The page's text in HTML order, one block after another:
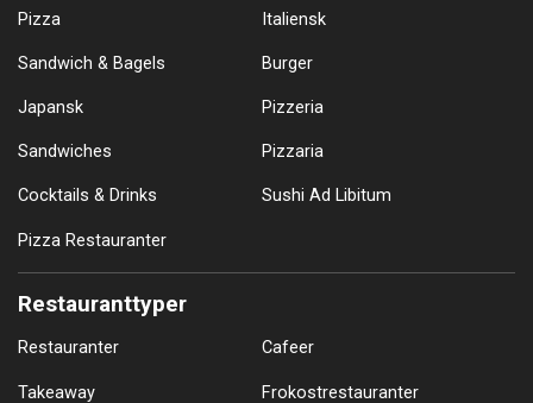
Pizza Italiensk
Sandwich & Bagels Burger
Japansk Pizzeria
Sandwiches Pizzaria
Cocktails & Drinks Sushi Ad Libitum
Pizza Restauranter
Restauranttyper
Restauranter Cafeer
Takeaway Frokostrestauranter